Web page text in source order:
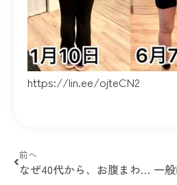
https://lin.ee/ojteCN2
前へ
なぜ40代から、お腹まわりに脂肪がつきやすくなるの？